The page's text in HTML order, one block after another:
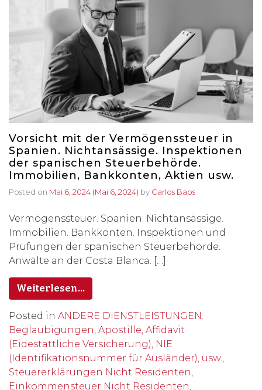
Vorsicht mit der Vermögenssteuer in
Spanien. Nichtansässige. Inspektionen
der spanischen Steuerbehörde.
Immobilien, Bankkonten, Aktien usw.
Posted on Mai 6, 2024 (Mai 6, 2024) by Carlos Baos
Vermögenssteuer. Spanien. Nichtansässige.
Immobilien. Bankkonten. Inspektionen und
Prüfungen der spanischen Steuerbehörde.
Anwälte an der Costa Blanca. […]
Weiterlesen…
Posted in ANDERE DIENSTLEISTUNGEN:
Beglaubigungen, Apostille, Affidavit
(Eidestattliche Versicherung), NIE
(Identifikationsnummer für Ausländer), usw.
Steuererklärungen Nicht Residenten,
Einkommensteuer Nicht Residenten,